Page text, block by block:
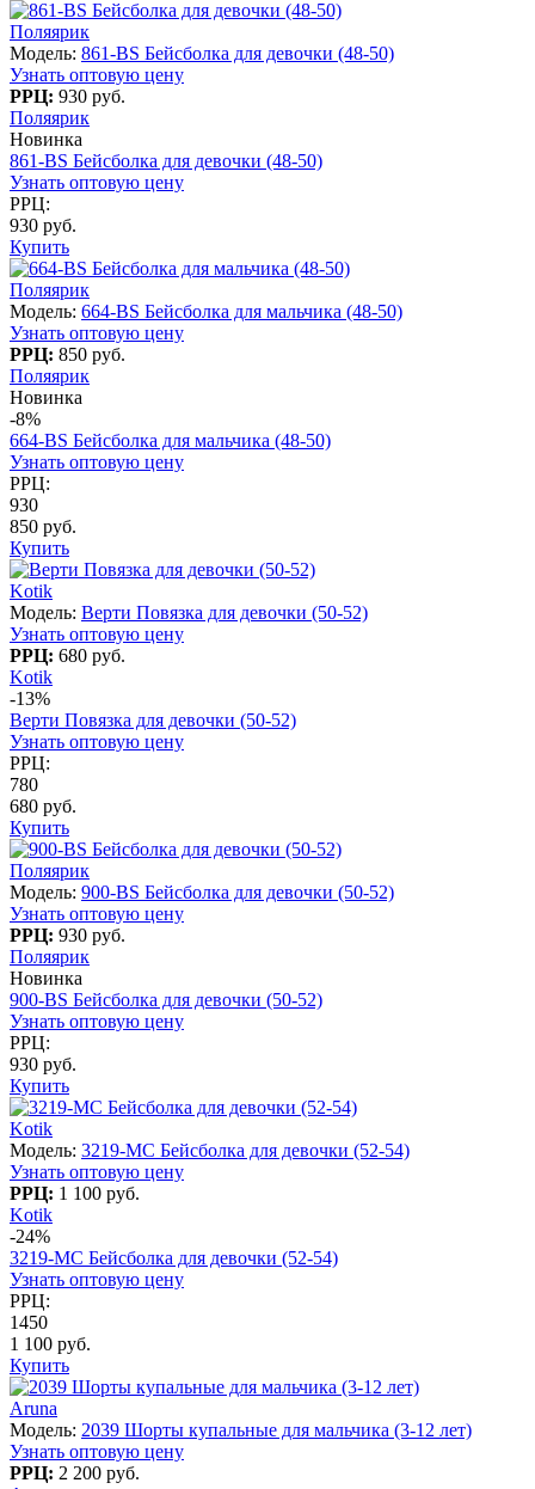
Поляярик
Модель: 861-BS Бейсболка для девочки (48-50)
Узнать оптовую цену
РРЦ: 930 руб.
Поляярик
Новинка
861-BS Бейсболка для девочки (48-50)
Узнать оптовую цену
РРЦ:
930 руб.
Купить
Поляярик
Модель: 664-BS Бейсболка для мальчика (48-50)
Узнать оптовую цену
РРЦ: 850 руб.
Поляярик
Новинка
-8%
664-BS Бейсболка для мальчика (48-50)
Узнать оптовую цену
РРЦ:
930
850 руб.
Купить
Kotik
Модель: Верти Повязка для девочки (50-52)
Узнать оптовую цену
РРЦ: 680 руб.
Kotik
-13%
Верти Повязка для девочки (50-52)
Узнать оптовую цену
РРЦ:
780
680 руб.
Купить
Поляярик
Модель: 900-BS Бейсболка для девочки (50-52)
Узнать оптовую цену
РРЦ: 930 руб.
Поляярик
Новинка
900-BS Бейсболка для девочки (50-52)
Узнать оптовую цену
РРЦ:
930 руб.
Купить
Kotik
Модель: 3219-МC Бейсболка для девочки (52-54)
Узнать оптовую цену
РРЦ: 1 100 руб.
Kotik
-24%
3219-МC Бейсболка для девочки (52-54)
Узнать оптовую цену
РРЦ:
1450
1 100 руб.
Купить
Aruna
Модель: 2039 Шорты купальные для мальчика (3-12 лет)
Узнать оптовую цену
РРЦ: 2 200 руб.